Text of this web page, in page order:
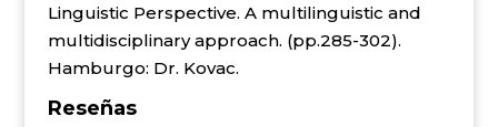
Linguistic Perspective. A multilinguistic and
multidisciplinary approach. (pp.285-302).
Hamburgo: Dr. Kovac.
Reseñas